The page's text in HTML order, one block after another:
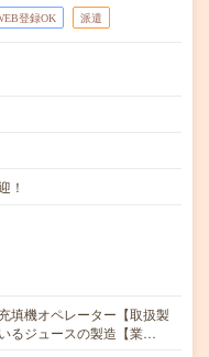
登録OK 派遣
！
填機オペレーター【取扱製
るジュースの製造【業…